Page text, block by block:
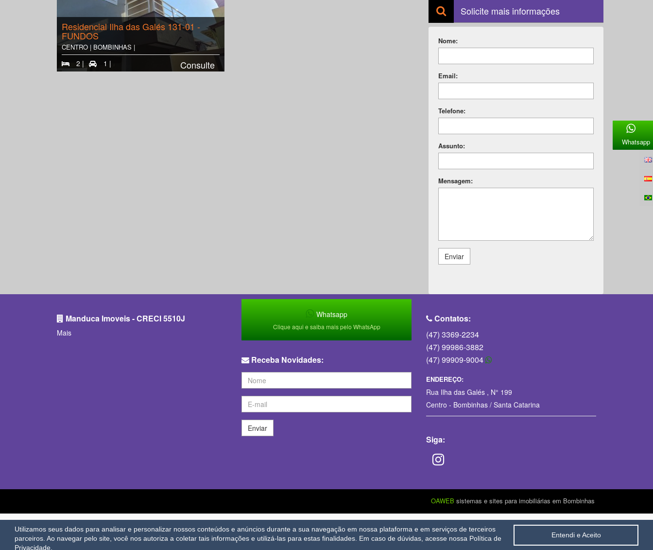
Utilizamos seus dados para analisar e personalizar nossos conteúdos e anúncios durante a sua navegação em nossa plataforma e em serviços de terceiros
parceiros. Ao navegar pelo site, você nos autoriza a coletar tais informações e utilizá-las para estas finalidades. Em caso de dúvidas, acesse nossa Política de
Privacidade.
Entendi e Aceito
Whatsapp
Residencial Ilha das Galés 131-01 -
FUNDOS
CENTRO | BOMBINHAS |
2 | 1 | Consulte
Solicite mais informações
Nome:
Email:
Telefone:
Assunto:
Mensagem:
Enviar
Manduca Imoveis - CRECI 5510J
Mais
Whatsapp
Clique aqui e saiba mais pelo WhatsApp
Receba Novidades:
Enviar
Contatos:
(47) 3369-2234
(47) 99986-3882
(47) 99909-9004
ENDEREÇO:
Rua Ilha das Galés , N° 199
Centro - Bombinhas / Santa Catarina
Siga:
OAWEB sistemas e sites para imobiliárias em Bombinhas